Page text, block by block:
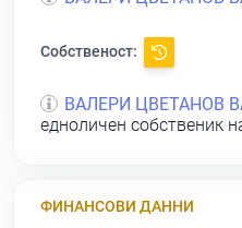
Собственост:
ВАЛЕРИ ЦВЕТАНОВ
едноличен собственик
ФИНАНСОВИ ДАННИ